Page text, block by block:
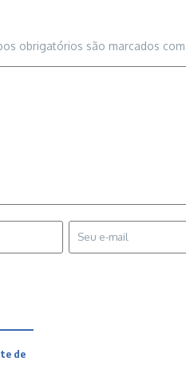
obrigatórios são marcados com
de